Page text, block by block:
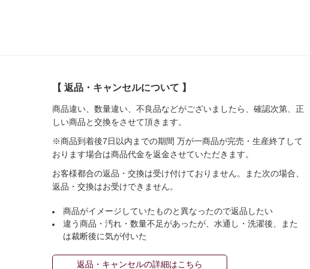
【 返品・キャンセルについて 】
商品違い、数量違い、不良品などがございましたら、確認次第、正
しい商品と交換をさせて頂きます。
※商品到着後7日以内までの期間 万が一商品が完売・生産終了して
おります場合は商品代金を返金させていただきます。
お客様都合の返品・交換は受け付けておりません。また次の場合、
返品・交換はお受けできません。
商品がイメージしていたものと異なったので返品したい
違う商品・汚れ・数量不足があったが、水通し・洗濯後、また
は裁断後に気が付いた
返品・キャンセルの詳細はこちら